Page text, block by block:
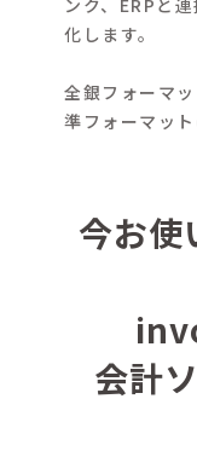
ンク、ERPと
化します。
全銀フォーマ
準フォーマッ
今お使
会計